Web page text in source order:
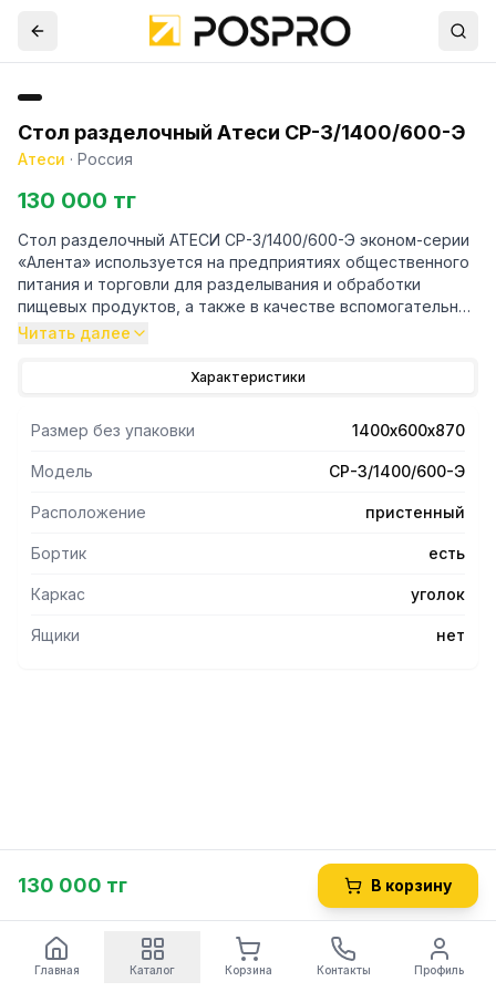
Стол разделочный Атеси СР-3/1400/600-Э
Атеси · Россия
130 000 тг
Стол разделочный АТЕСИ СР-3/1400/600-Э эконом-серии
«Алента» используется на предприятиях общественного
питания и торговли для разделывания и обработки
пищевых продуктов, а также в качестве вспомогательной
поверхности для кухонного оборудования.
Каркас — из оцинкованного уголка. Стол имеет полку-
Читать далее
Характеристики
Размер без упаковки 1400х600х870
Модель СР-3/1400/600-Э
Расположение пристенный
Бортик есть
Каркас уголок
Ящики нет
130 000 тг В корзину
Главная Каталог Корзина Контакты Профиль